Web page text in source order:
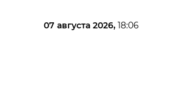
07 августа 2026, 18:06